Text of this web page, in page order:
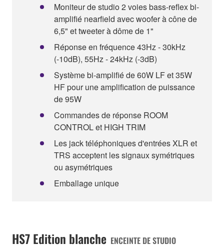
Moniteur de studio 2 voies bass-reflex bi-
amplifié nearfield avec woofer à cône de
6,5" et tweeter à dôme de 1"
Réponse en fréquence 43Hz - 30kHz
(-10dB), 55Hz - 24kHz (-3dB)
Système bi-amplifié de 60W LF et 35W
HF pour une amplification de puissance
de 95W
Commandes de réponse ROOM
CONTROL et HIGH TRIM
Les jack téléphoniques d'entrées XLR et
TRS acceptent les signaux symétriques
ou asymétriques
Emballage unique
HS7 Edition blanche ENCEINTE DE STUDIO